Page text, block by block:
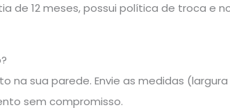
de 12 meses, possui política de troca e
na sua parede. Envie as medidas
sem compromisso.